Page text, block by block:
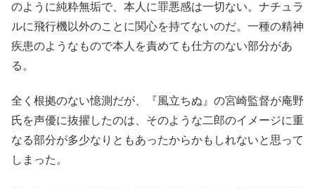
のように純粋無垢で、本人に罪悪感は一切ない。ナチュラ
ルに飛行機以外のことに関心を持てないのだ。一種の精神
疾患のようなもので本人を責めても仕方のない部分があ
る。
全く根拠のない憶測だが、『風立ちぬ』の宮崎監督が庵野
氏を声優に抜擢したのは、そのような二郎のイメージに重
なる部分が多少なりともあったからかもしれないと思って
しまった。